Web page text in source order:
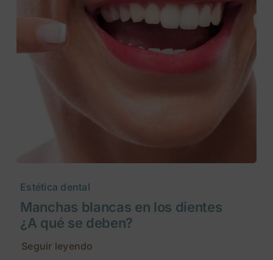
Estética dental
Manchas blancas en los dientes
¿A qué se deben?
Seguir leyendo